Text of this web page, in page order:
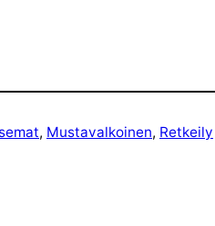
, Mustavalkoinen, Retkeily